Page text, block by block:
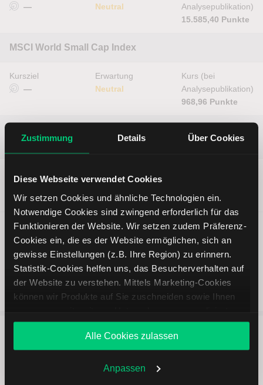
Zustimmung Details Über Cookies
Diese Webseite verwendet Cookies
Wir setzen Cookies und ähnliche Technologien ein.
Notwendige Cookies sind zwingend erforderlich für das
Funktionieren der Website. Wir setzen zudem Präferenz-
Cookies ein, die es der Website ermöglichen, sich an
gewisse Einstellungen (z.B. Ihre Region) zu erinnern.
Statistik-Cookies helfen uns, das Besucherverhalten auf
der Website zu verstehen. Mittels Marketing-Cookies
können wir Produkte auf Sie zuschneiden sowie Ihnen
Angebote unterbreiten. Sie entscheiden, welche Cookies
Sie zulassen oder ablehnen. Ihre Entscheidung können
Sie jederzeit in denCookie-Einstellungenändern.
Weitere Infos auch in unsererDatenschutzerklärung
Alle Cookies zulassen
Anpassen
—
Neutral
Analysepublikation)
15.585,40 Punkte
MSCI World Small Cap Index
Kursziel
—
Erwartung
Neutral
Kurs (bei
Analysepublikation)
968,96 Punkte
Index
—
Neutral
945,14 Punkte
5 entscheidende Vorteile vom
Online Broker LYNX